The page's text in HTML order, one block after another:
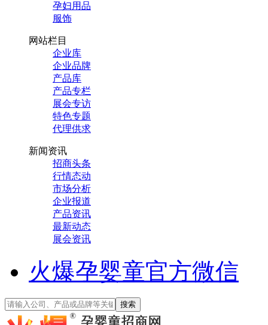
孕妇用品
服饰
网站栏目
企业库
企业品牌
产品库
产品专栏
展会专访
特色专题
代理供求
新闻资讯
招商头条
行情态动
市场分析
企业报道
产品资讯
最新动态
展会资讯
火爆孕婴童官方微信